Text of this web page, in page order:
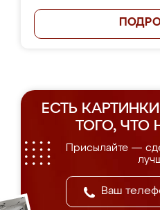
ЕСТЬ
ТОГО, ЧТО
Присылайте —